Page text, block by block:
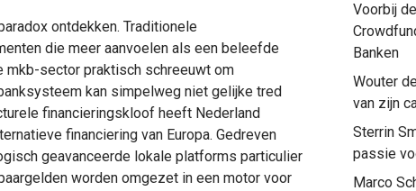
ontdekken. Traditionele
die meer aanvoelen als een beleefde
mkb-sector praktisch schreeuwt om
kan simpelweg niet gelijke tred
financieringskloof heeft Nederland
financiering van Europa. Gedreven
geavanceerde lokale platforms particulier
worden omgezet in een motor voor
Voorbij
Banken
Wouter
van zijn
Sterrin
passie
Marco